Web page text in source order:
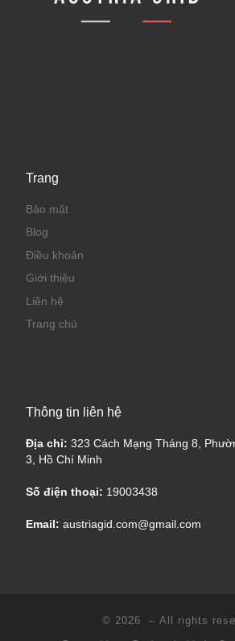
Trang
Bảo mật
Blog
Điều khoản
Giới thiệu
Liên hệ
Trang chủ
Thông tin liên hệ
Địa chỉ: 323 Cách Mạng Tháng 8,
3, Hồ Chí Minh
Số điện thoại: 19003438
Email: austriagid.com@gmail.com
© 2026 – All rights